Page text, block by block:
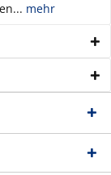
mehr